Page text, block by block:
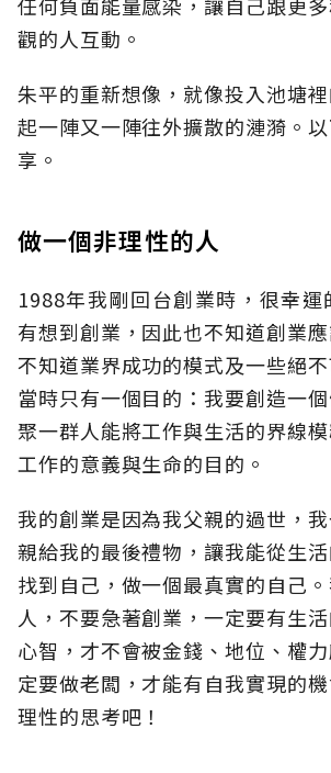
觀的人互動。
朱平的重新想像，就像投入池塘
起一陣又一陣往外擴散的漣漪。
享。
做一個非理性的人
1988年我剛回台創業時，很幸運
有想到創業，因此也不知道創業
不知道業界成功的模式及一些絕
當時只有一個目的：我要創造一
聚一群人能將工作與生活的界線
工作的意義與生命的目的。
我的創業是因為我父親的過世，
親給我的最後禮物，讓我能從生
找到自己，做一個最真實的自己
人，不要急著創業，一定要有生
心智，才不會被金錢、地位、權
定要做老闆，才能有自我實現的
理性的思考吧！